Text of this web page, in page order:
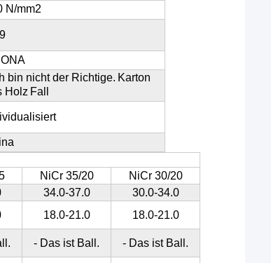
N/mm2
bin nicht der Richtige. Karton
Holz Fall
NiCr 35/20 NiCr 30/20
34.0-37.0
30.0-34.0
18.0-21.0 18.0-21.0
- Das ist Ball.
- Das ist Ball.